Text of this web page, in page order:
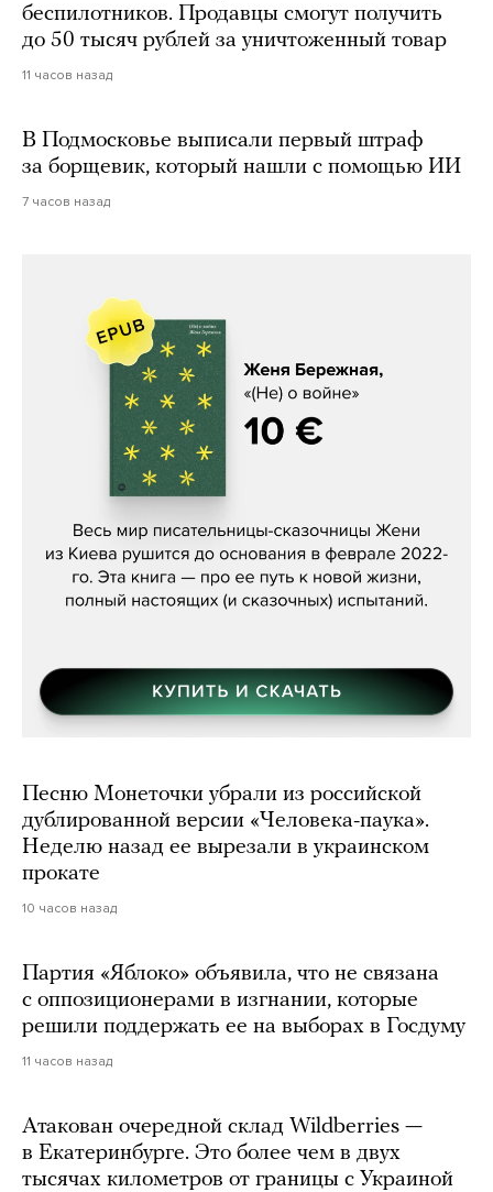
беспилотников. Продавцы смогут получить
до 50 тысяч рублей за уничтоженный товар
11 часов назад
В Подмосковье выписали первый штраф
за борщевик, который нашли с помощью ИИ
7 часов назад
Женя Бережная, «(Не) о войне»
Песню Монеточки убрали из российской
дублированной версии «Человека-паука».
Неделю назад ее вырезали в украинском
прокате
10 часов назад
Партия «Яблоко» объявила, что не связана
с оппозиционерами в изгнании, которые
решили поддержать ее на выборах в Госдуму
11 часов назад
Атакован очередной склад Wildberries —
в Екатеринбурге. Это более чем в двух
тысячах километров от границы с Украиной